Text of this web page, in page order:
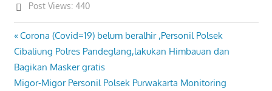
Post Views: 440
Post
navigation
Previous
Post:
Corona (Covid=19) belum beralhir ,Personil Polsek
Cibaliung Polres Pandeglang,lakukan Himbauan dan
Bagikan Masker gratis
Next
Migor-Migor Personil Polsek Purwakarta Monitoring